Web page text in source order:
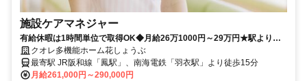
施設ケアマネジャー
有給休暇は1時間単位で取得OK◆月給26万1000円～29万円★駅より徒
歩圏内！【堺市西区、鳳駅/羽衣駅、小規模多機能、施設ケアマネジャ
ー、正職員】
クオレ多機能ホーム花しょうぶ
最寄駅 JR阪和線「鳳駅」、南海電鉄「羽衣駅」より徒歩15分
月給261,000円～290,000円